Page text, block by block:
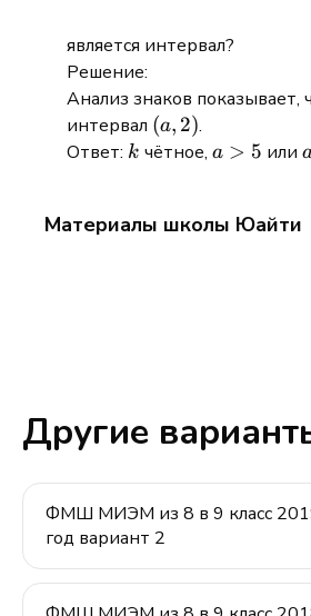
является интервал?
Решение:
Анализ знаков
интервал (a,
2)
(a, 2).
Ответ: k
k чётное, a
a > 5 или
Материалы школы Юайти
Другие
ФМШ МИЭМ из 8 в 9 класс
год вариант 2